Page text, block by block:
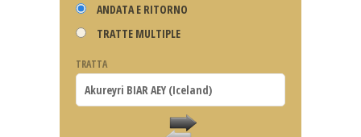
ANDATA E RITORNO
TRATTE MULTIPLE
TRATTA